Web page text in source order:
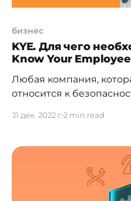
бизнес
KYE. Для чего
Know Your
Любая компания,
относится к
работает. Так в отношении третьих лиц, как
процедуры
(Know Your Customer)
проверки контрагента
Diligence), которые
21 дек. 2022 г.2 min read